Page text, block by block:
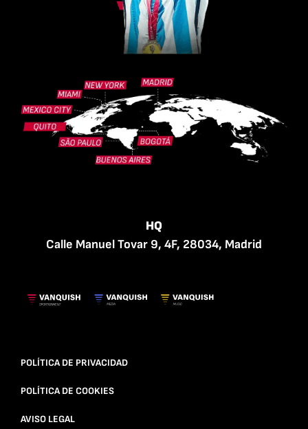
HQ
Calle Manuel Tovar 9, 4F, 28034, Madrid
POLÍTICA DE PRIVACIDAD
POLÍTICA DE COOKIES
AVISO LEGAL